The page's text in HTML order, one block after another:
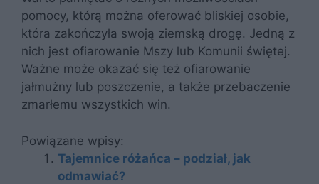
pomocy, którą można oferować bliskiej osobie,
która zakończyła swoją ziemską drogę. Jedną z
nich jest ofiarowanie Mszy lub Komunii świętej.
Ważne może okazać się też ofiarowanie
jałmużny lub poszczenie, a także przebaczenie
zmarłemu wszystkich win.
Powiązane wpisy:
Tajemnice różańca – podział, jak
odmawiać?